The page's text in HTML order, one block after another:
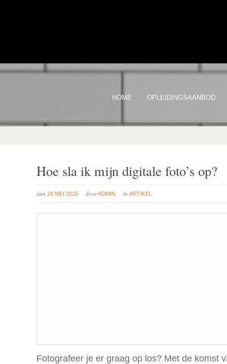
HOME OPLEIDINGSAANBOD
Hoe sla ik mijn digitale foto’s op?
aan 28 MEI 2015 doorADMIN in ARTIKEL
Fotografeer je er graag op los? Met de komst